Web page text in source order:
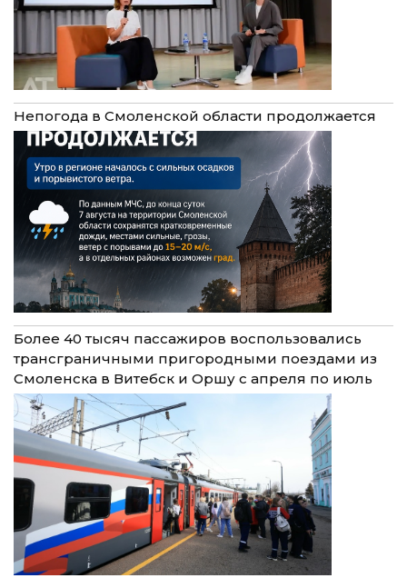
Непогода в Смоленской области продолжается
Более 40 тысяч пассажиров воспользовались
трансграничными пригородными поездами из
Смоленска в Витебск и Оршу с апреля по июль